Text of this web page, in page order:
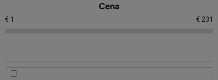
Cena
€ 1 € 231
p
p
r